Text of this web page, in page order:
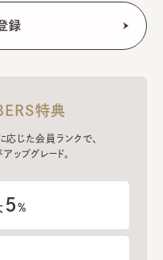
特典
じた会員ランクで、
ップグレード。
5%